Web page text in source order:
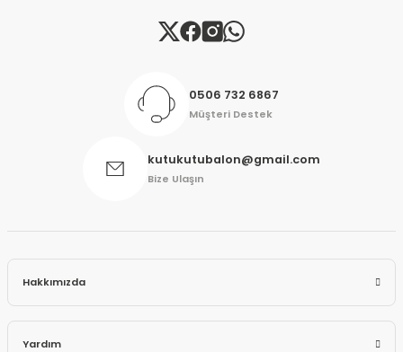
Gönder
0506 732 6867
Müşteri Destek
kutukutubalon@gmail.com
Bize Ulaşın
Hakkımızda
Yardım